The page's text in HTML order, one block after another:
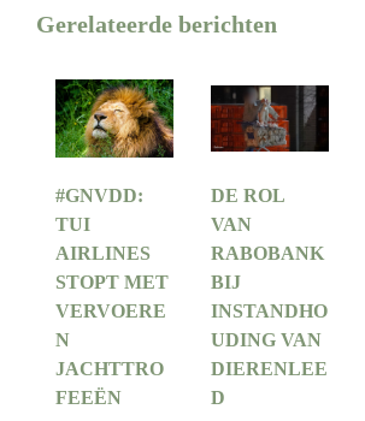
Gerelateerde berichten
#GNVDD:
TUI
AIRLINES
STOPT MET
VERVOERE
N
JACHTTRO
FEEËN
DE ROL
VAN
RABOBANK
BIJ
INSTANDHO
UDING VAN
DIERENLEE
D